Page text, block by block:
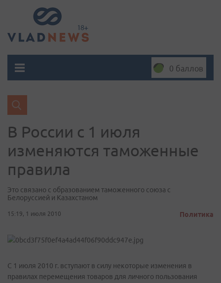
0 баллов
В России с 1 июля
изменяются таможенные
правила
Это связано с образованием таможенного союза с
Белоруссией и Казахстаном
15:19, 1 июля 2010 Политика
С 1 июля 2010 г. вступают в силу некоторые изменения в
правилах перемещения товаров для личного пользования